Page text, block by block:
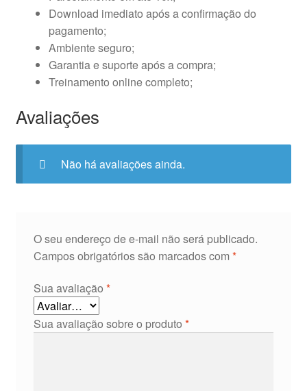
Download imediato após a confirmação do
pagamento;
Ambiente seguro;
Garantia e suporte após a compra;
Treinamento online completo;
Avaliações
Não há avaliações ainda.
O seu endereço de e-mail não será publicado.
Campos obrigatórios são marcados com *
Sua avaliação *
Sua avaliação sobre o produto *